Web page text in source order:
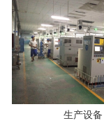
生产设备